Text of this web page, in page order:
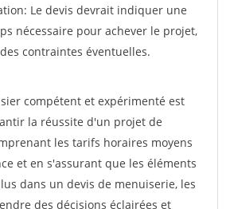
Le devis devrait indiquer une
nécessaire pour achever le projet,
contraintes éventuelles.
compétent et expérimenté est
la réussite d'un projet de
les tarifs horaires moyens
et en s'assurant que les éléments
dans un devis de menuiserie, les
des décisions éclairées et